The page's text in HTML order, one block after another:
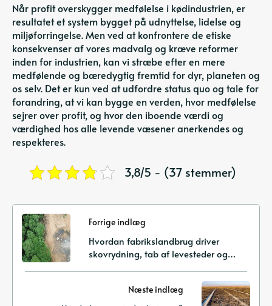
Når profit overskygger medfølelse i kødindustrien, er
resultatet et system bygget på udnyttelse, lidelse og
miljøforringelse. Men ved at konfrontere de etiske
konsekvenser af vores madvalg og kræve reformer
inden for industrien, kan vi stræbe efter en mere
medfølende og bæredygtig fremtid for dyr, planeten og
os selv. Det er kun ved at udfordre status quo og tale for
forandring, at vi kan bygge en verden, hvor medfølelse
sejrer over profit, og hvor den iboende værdi og
værdighed hos alle levende væsener anerkendes og
respekteres.
3,8/5 - (37 stemmer)
Forrige indlæg
Hvordan fabrikslandbrug driver
skovrydning, tab af levesteder og
Næste indlæg